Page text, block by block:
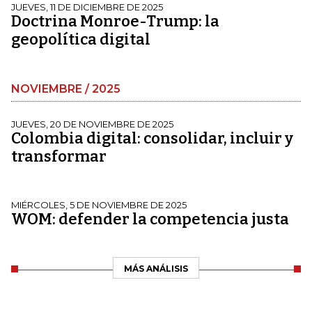
JUEVES, 11 DE DICIEMBRE DE 2025
Doctrina Monroe-Trump: la
geopolítica digital
NOVIEMBRE / 2025
JUEVES, 20 DE NOVIEMBRE DE 2025
Colombia digital: consolidar, incluir y
transformar
MIÉRCOLES, 5 DE NOVIEMBRE DE 2025
WOM: defender la competencia justa
MÁS ANÁLISIS